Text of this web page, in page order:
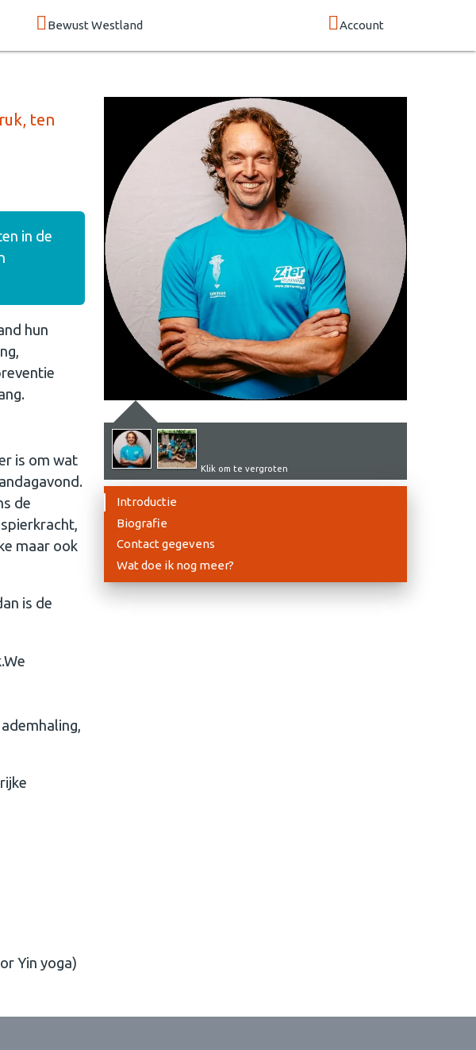
Bewust Westland Account
ten
in de
hun
is om wat
de
maar ook
is de
Yin yoga)
Klik om te vergroten
Introductie
Biografie
Contact gegevens
Wat doe ik nog meer?